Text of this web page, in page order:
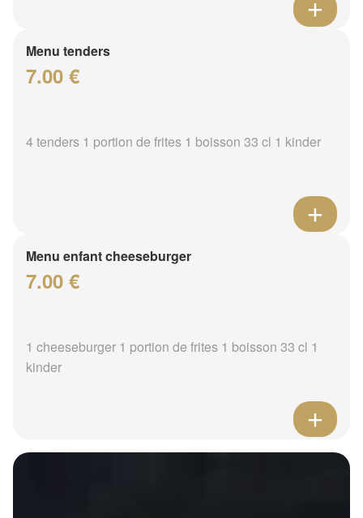
Menu tenders
7.00 €
4 tenders 1 portion de frites 1 boisson 33 cl 1 kinder
Menu enfant cheeseburger
7.00 €
1 cheeseburger 1 portion de frites 1 boisson 33 cl 1
kinder